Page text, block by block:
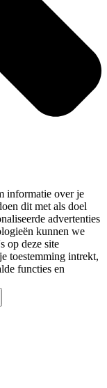
informatie over je
dit met als doel
advertenties
kunnen we
op deze site
toestemming intrekt,
functies en